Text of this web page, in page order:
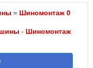
= Шиномонтаж 0
- Шиномонтаж